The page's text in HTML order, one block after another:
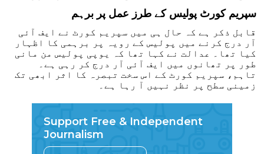
سپریم کورٹ پولیس کے طرز عمل پر برہم
قابل ذکر ہے کہ حال ہی میں سپریم کورٹ نے ایف آئی
آر درج کرنے میں پولیس کے رویہ پر برہمی کا اظہار
کیا تھا۔ عدالت نے کہا تھا کہ یوپی پولیس من مانی
طور پر تھانوں میں ایف آئی آر درج کر رہی ہے۔
تاہم، سپریم کورٹ کے اس سخت تبصرہ کا اثر ابھی تک
زمینی سطح پر نظر نہیں آ رہا ہے۔
Support Free & Independent
Journalism